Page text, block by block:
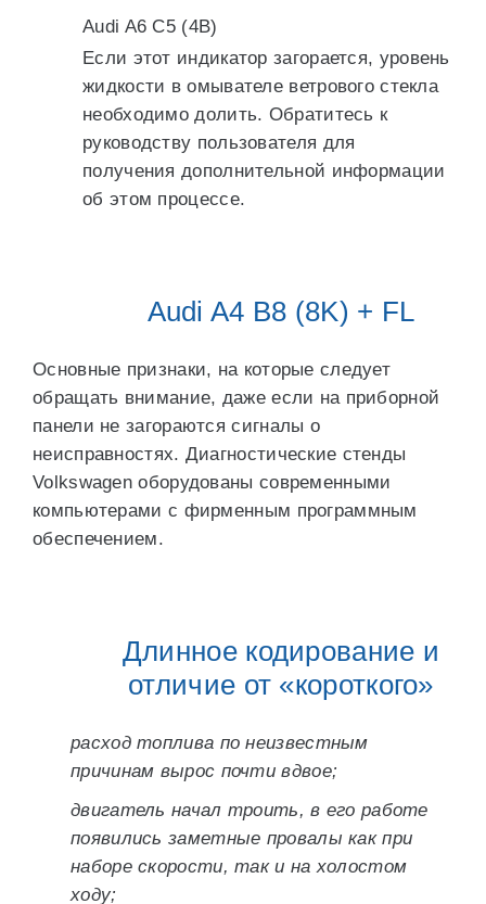
Audi A6 C5 (4B)
Если этот индикатор загорается, уровень
жидкости в омывателе ветрового стекла
необходимо долить. Обратитесь к
руководству пользователя для
получения дополнительной информации
об этом процессе.
Audi A4 B8 (8K) + FL
Основные признаки, на которые следует
обращать внимание, даже если на приборной
панели не загораются сигналы о
неисправностях. Диагностические стенды
Volkswagen оборудованы современными
компьютерами с фирменным программным
обеспечением.
Длинное кодирование и
отличие от «короткого»
расход топлива по неизвестным
причинам вырос почти вдвое;
двигатель начал троить, в его работе
появились заметные провалы как при
наборе скорости, так и на холостом
ходу;